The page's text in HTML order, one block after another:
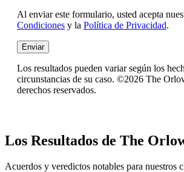
Al enviar este formulario, usted acepta
Condiciones y la Política de Privacidad.
Enviar
Los resultados pueden variar según los
circunstancias de su caso. ©2026 The
derechos reservados.
Los Resultados de The
Acuerdos y veredictos notables para nuestros